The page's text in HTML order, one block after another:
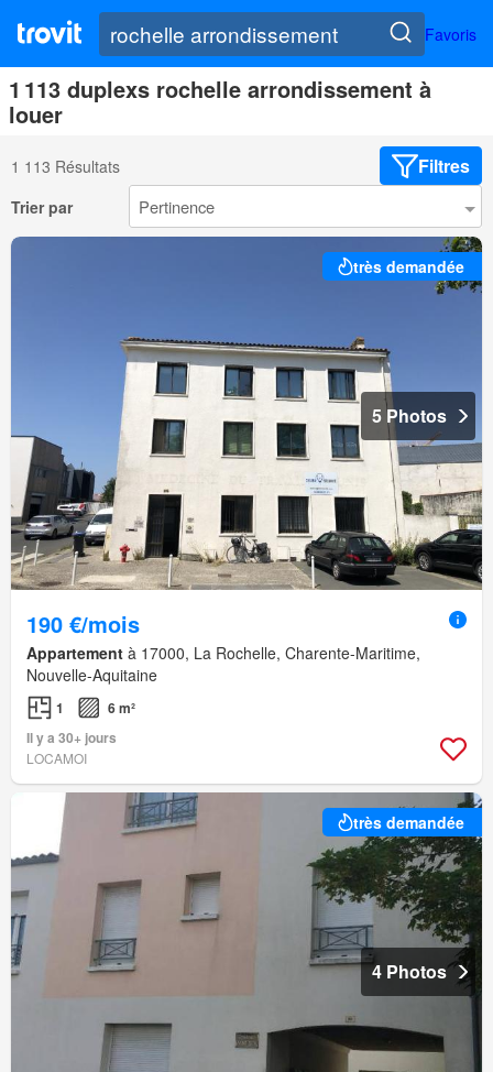
Favoris
1 113 duplexs rochelle arrondissement à
louer
1 113 Résultats Filtres
Trier par
très demandée
5 Photos
190 €/mois
Appartement à 17000, La Rochelle, Charente-Maritime,
Nouvelle-Aquitaine
1
6 m²
Il y a 30+ jours
LOCAMOI
très demandée
4 Photos